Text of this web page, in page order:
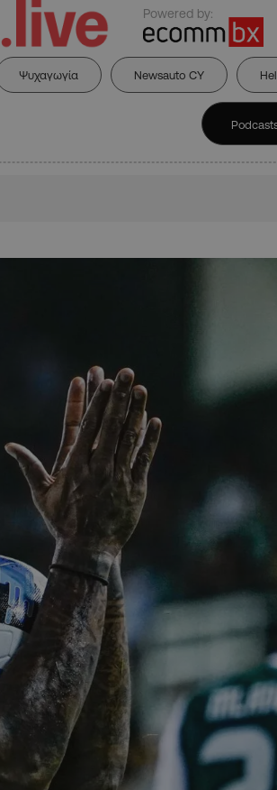
Powered by:
Ψυχαγωγία Newsauto CY